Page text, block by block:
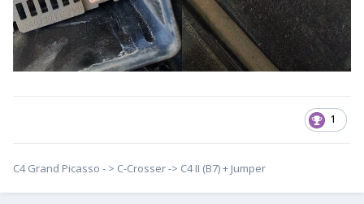
1
С4 Grand Picasso - > С-Сrosser -> C4 II (B7) + Jumper